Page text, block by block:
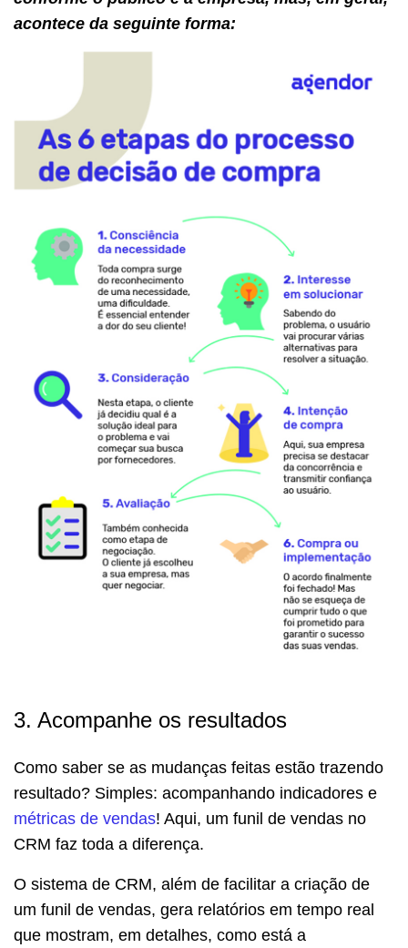
acontece da seguinte forma:
3. Acompanhe os resultados
Como saber se as mudanças feitas estão trazendo
resultado? Simples: acompanhando indicadores e
métricas de vendas! Aqui, um funil de vendas no
CRM faz toda a diferença.
O sistema de CRM, além de facilitar a criação de
um funil de vendas, gera relatórios em tempo real
que mostram, em detalhes, como está a